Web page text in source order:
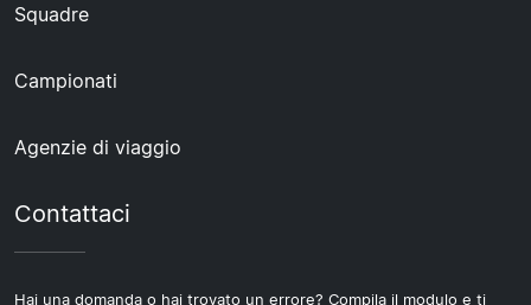
Squadre
Campionati
Agenzie di viaggio
Contattaci
Hai una domanda o hai trovato un errore? Compila il modulo e ti